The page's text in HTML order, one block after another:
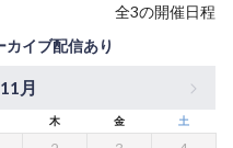
全3の開催日程
カイブ配信あり
月
木 金 土